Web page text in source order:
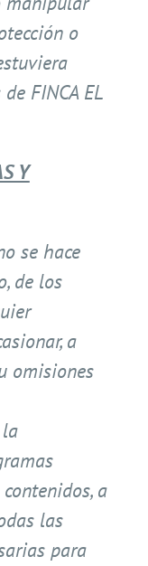
o
FINCA EL
Y
se hace
de los
a
omisiones
a
las
para